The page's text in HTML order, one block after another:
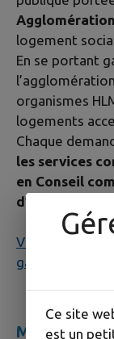
Agglomération
logement
En se portant
organismes
logements
Chaque
les services
en Conseil
d’octroi des
Visionnez et
garanties
Montage du
Ce site
est un